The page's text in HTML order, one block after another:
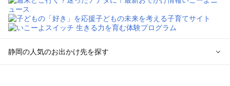
静岡の人気のお出かけ先を探す